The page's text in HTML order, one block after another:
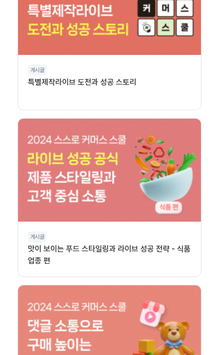
게시글
특별제작라이브 도전과 성공 스토리
게시글
맛이 보이는 푸드 스타일링과 라이브 성공 전략 - 식품
업종 편